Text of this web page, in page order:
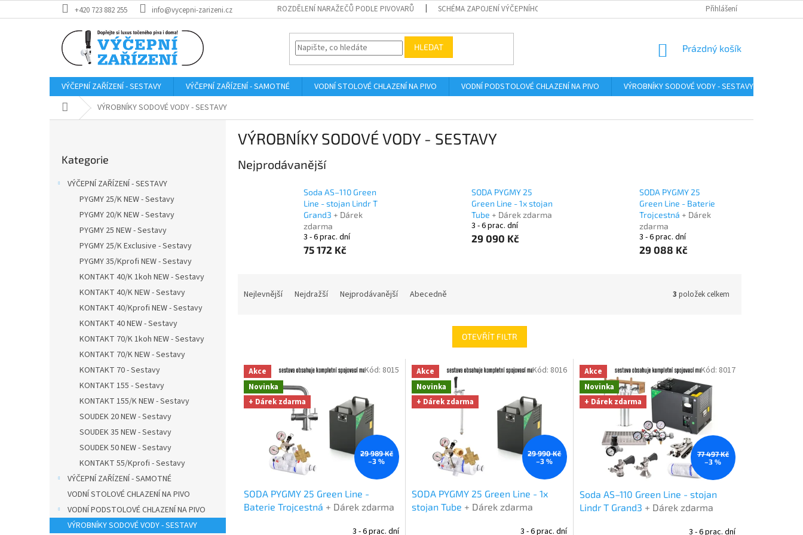
na
+420 723 882 255 info@vycepni-zarizeni.cz ROZDĚLENÍ NARAŽEČŮ PODLE PIVOVARŮ SCHÉMA ZAPOJENÍ VÝČEPNÍHO ZAŘÍZENÍ INSTRUKTÁŽNÍ VIDEA
Přihlášení
HLEDAT
NÁKUPNÍ
Prázdný košík
VÝČEPNÍ ZAŘÍZENÍ - SESTAVY VÝČEPNÍ ZAŘÍZENÍ - SAMOTNÉ VODNÍ STOLOVÉ CHLAZENÍ NA PIVO VODNÍ PODSTOLOVÉ CHLAZENÍ NA PIVO VÝROBNÍKY SODOVÉ VODY - SESTAVY
Domů VÝROBNÍKY SODOVÉ VODY - SESTAVY
kategorie
Kategorie
VÝČEPNÍ ZAŘÍZENÍ - SESTAVY
PYGMY 25/K NEW - Sestavy
PYGMY 20/K NEW - Sestavy
PYGMY 25 NEW - Sestavy
PYGMY 25/K Exclusive - Sestavy
PYGMY 35/Kprofi NEW - Sestavy
KONTAKT 40/K 1koh NEW - Sestavy
KONTAKT 40/K NEW - Sestavy
KONTAKT 40/Kprofi NEW - Sestavy
KONTAKT 40 NEW - Sestavy
KONTAKT 70/K 1koh NEW - Sestavy
KONTAKT 70/K NEW - Sestavy
KONTAKT 70 - Sestavy
KONTAKT 155 - Sestavy
KONTAKT 155/K NEW - Sestavy
SOUDEK 20 NEW - Sestavy
SOUDEK 35 NEW - Sestavy
SOUDEK 50 NEW - Sestavy
KONTAKT 55/Kprofi - Sestavy
VÝČEPNÍ ZAŘÍZENÍ - SAMOTNÉ
VODNÍ STOLOVÉ CHLAZENÍ NA PIVO
VODNÍ PODSTOLOVÉ CHLAZENÍ NA PIVO
VÝROBNÍKY SODOVÉ VODY - SESTAVY
VÝROBNÍKY SODOVÉ VODY - SESTAVY
Nejprodávanější
Soda AS–110 Green
Line - stojan Lindr T
Grand3 + Dárek
zdarma
3 - 6 prac. dní
75 172 Kč
SODA PYGMY 25
Green Line - 1x stojan
Tube + Dárek zdarma
3 - 6 prac. dní
29 090 Kč
SODA PYGMY 25
Green Line - Baterie
Trojcestná + Dárek
zdarma
3 - 6 prac. dní
29 088 Kč
Nejlevnější Nejdražší Nejprodávanější Abecedně 3 položek celkem
OTEVŘÍT FILTR
V
p
Akce
Novinka
+ Dárek zdarma
29 989 Kč
–3 %
SODA PYGMY 25 Green Line -
Baterie Trojcestná + Dárek zdarma
3 - 6 prac. dní
Kód: 8015
Akce
Novinka
+ Dárek zdarma
29 990 Kč
–3 %
SODA PYGMY 25 Green Line - 1x
stojan Tube + Dárek zdarma
3 - 6 prac. dní
Kód: 8016
Akce
Novinka
+ Dárek zdarma
77 497 Kč
–3 %
Soda AS–110 Green Line - stojan
Lindr T Grand3 + Dárek zdarma
3 - 6 prac. dní
Kód: 8017